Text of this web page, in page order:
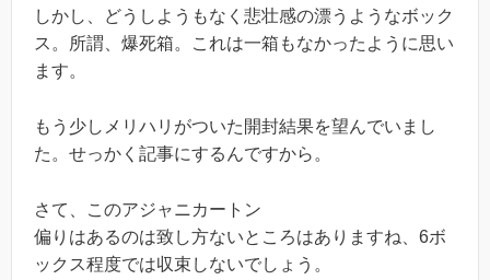
しかし、どうしようもなく悲壮感の漂うようなボック
ス。所謂、爆死箱。これは一箱もなかったように思い
ます。
もう少しメリハリがついた開封結果を望んでいまし
た。せっかく記事にするんですから。
さて、このアジャニカートン
偏りはあるのは致し方ないところはありますね、6ボ
ックス程度では収束しないでしょう。